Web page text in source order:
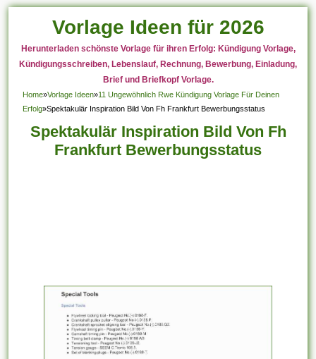
Vorlage Ideen für 2026
Herunterladen schönste Vorlage für ihren Erfolg: Kündigung Vorlage,
Kündigungsschreiben, Lebenslauf, Rechnung, Bewerbung, Einladung,
Brief und Briefkopf Vorlage.
Home»Vorlage Ideen»11 Ungewöhnlich Rwe Kündigung Vorlage Für Deinen
Erfolg»Spektakulär Inspiration Bild Von Fh Frankfurt Bewerbungsstatus
Spektakulär Inspiration Bild Von Fh
Frankfurt Bewerbungsstatus